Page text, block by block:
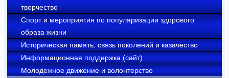
творчество
Cпорт и мероприятия по популяризации здорового
образа жизни
Историческая память, связь поколений и казачество
Информационная поддержка (сайт)
Молодежное движение и волонтерство